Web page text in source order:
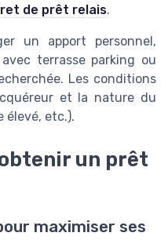
de prêt relais.
un apport personnel,
terrasse parking ou
Les conditions
et la nature du
élevé, etc.).
un prêt
maximiser ses